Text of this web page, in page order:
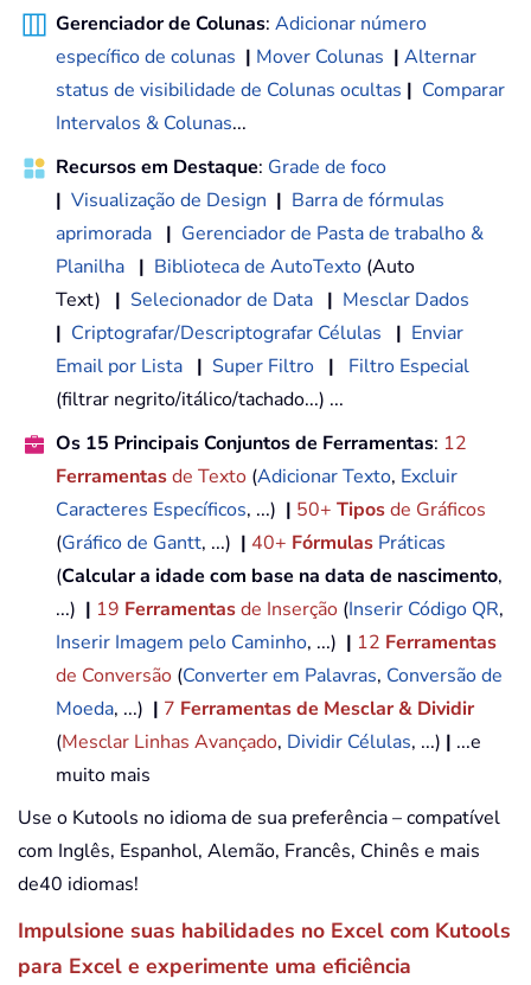
Gerenciador de Colunas: Adicionar número
específico de colunas | Mover Colunas | Alternar
status de visibilidade de Colunas ocultas | Comparar
Intervalos & Colunas...
Recursos em Destaque: Grade de foco
| Visualização de Design | Barra de fórmulas
aprimorada | Gerenciador de Pasta de trabalho &
Planilha | Biblioteca de AutoTexto (Auto
Text) | Selecionador de Data | Mesclar Dados
| Criptografar/Descriptografar Células | Enviar
Email por Lista | Super Filtro |
Filtro Especial
(filtrar negrito/itálico/tachado...) ...
Os 15 Principais Conjuntos de Ferramentas: 12
Ferramentasde Texto (Adicionar Texto, Excluir
Caracteres Específicos, ...) | 50+ Tiposde Gráficos
(Gráfico de Gantt, ...) | 40+ Fórmulas Práticas
(Calcular a idade com base na data de nascimento,
...) | 19 Ferramentasde Inserção (Inserir Código QR,
Inserir Imagem pelo Caminho, ...) | 12 Ferramentas
de Conversão (Converter em Palavras, Conversão de
Moeda, ...) | 7 Ferramentas de Mesclar & Dividir
(Mesclar Linhas Avançado, Dividir Células, ...) | ...e
muito mais
Use o Kutools no idioma de sua preferência – compatível
com Inglês, Espanhol, Alemão, Francês, Chinês e mais
de40 idiomas!
Impulsione suas habilidades no Excel com Kutools
para Excel e experimente uma eficiência